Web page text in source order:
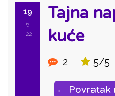
19
5
'22
Tajna
kuće
2 5/5
← Povratak